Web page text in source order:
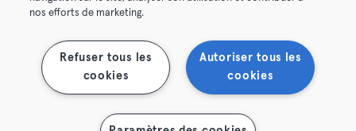
Terms & Conditions Privacy
Terminate contracts here Withdraw contracts here
nos efforts de marketing.
Autoriser tous les
cookies
Refuser tous les
cookies